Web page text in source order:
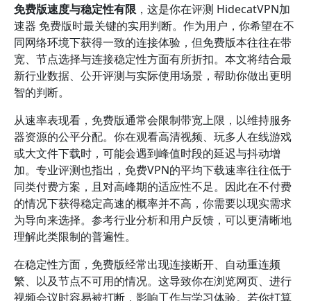
免费版速度与稳定性有限 ，这是你在评测 HidecatVPN加
速器 免费版时最关键的实用判断。作为用户，你希望在不
同网络环境下获得一致的连接体验，但免费版本往往在带
宽、节点选择与连接稳定性方面有所折扣。本文将结合最
新行业数据、公开评测与实际使用场景，帮助你做出更明
智的判断。
从速率表现看，免费版通常会限制带宽上限，以维持服务
器资源的公平分配。你在观看高清视频、玩多人在线游戏
或大文件下载时，可能会遇到峰值时段的延迟与抖动增
加。专业评测也指出，免费VPN的平均下载速率往往低于
同类付费方案，且对高峰期的适应性不足。因此在不付费
的情况下获得稳定高速的概率并不高，你需要以现实需求
为导向来选择。参考行业分析和用户反馈，可以更清晰地
理解此类限制的普遍性。
在稳定性方面，免费版经常出现连接断开、自动重连频
繁、以及节点不可用的情况。这导致你在浏览网页、进行
视频会议时容易被打断，影响工作与学习体验。若你打算